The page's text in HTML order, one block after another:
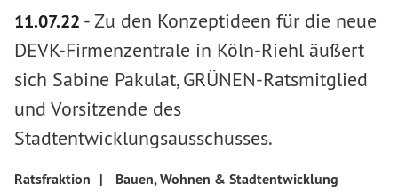
11.07.22 -Zu den Konzeptideen für die neue
DEVK-Firmenzentrale in Köln-Riehl äußert
sich Sabine Pakulat, GRÜNEN-Ratsmitglied
und Vorsitzende des
Stadtentwicklungsausschusses.
Ratsfraktion |
Bauen, Wohnen & Stadtentwicklung